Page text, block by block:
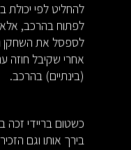
להחליט לפי יכולת
לפתוח בהרכב, אלא
לספסל את השחקן
אחרי שקיבל חוזה
(בינתיים) בהרכב.
בירך אותו וגם